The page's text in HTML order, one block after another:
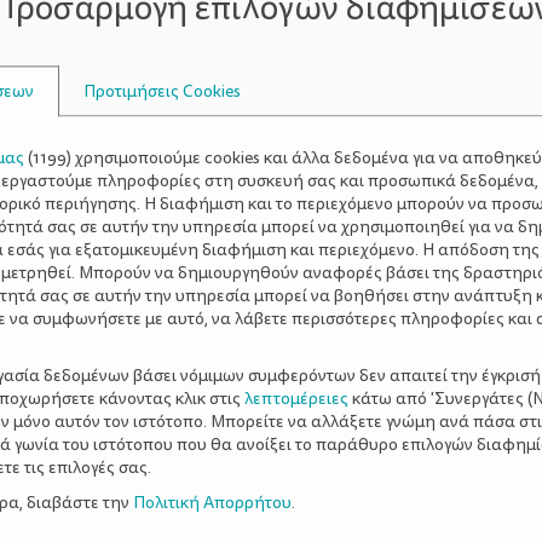
προσπαθήστε να έχετε τα πόδια σας
ή σε ένα σκαμπό όταν είστε καθισμένη.
και πολλά πράγματα για να αποτρέψετε τη ζέστη.
και σε συνδυασμό με την κοιλίτσα που συνεχώς
Όταν βιάζεστε αναγκάζετε τους παλμούς της
και εξαντλημένη.
Προτιμήσεις Cookies
(1199) χρησιμοποιούμε cookies και άλλα δεδομένα για να
πληροφορίες στη συσκευή σας και προσωπικά
περιήγησης. Η διαφήμιση και το περιεχόμενο μπορούν να
σας σε αυτήν την υπηρεσία μπορεί να χρησιμοποιηθεί για να
εσάς για εξατομικευμένη διαφήμιση και περιεχόμενο. Η απόδοση
Μπορούν να δημιουργηθούν αναφορές βάσει της
σας σε αυτήν την υπηρεσία μπορεί να βοηθήσει στην ανάπτυξη
να συμφωνήσετε με αυτό, να λάβετε περισσότερες πληροφορίες και
δεδομένων βάσει νόμιμων συμφερόντων δεν απαιτεί την
κάνοντας κλικ στις λεπτομέρειες κάτω από 'Συνεργάτες
μόνο αυτόν τον ιστότοπο. Μπορείτε να αλλάξετε γνώμη ανά πάσα
γωνία του ιστότοπου που θα ανοίξει το παράθυρο επιλογών
τις επιλογές σας.
διαβάστε την Πολιτική Απορρήτου.